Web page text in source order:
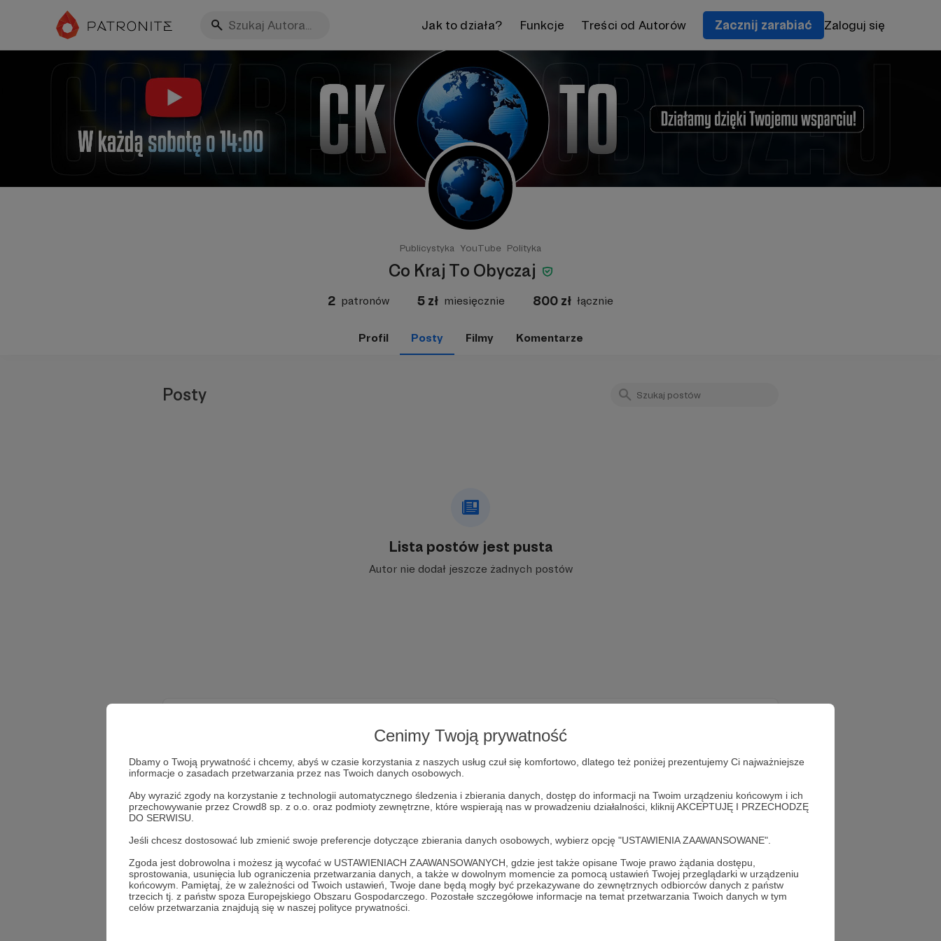
Cenimy Twoją prywatność
Dbamy o Twoją prywatność i chcemy, abyś w czasie korzystania z naszych usług czuł się komfortowo, dlatego też poniżej prezentujemy Ci najważniejsze
informacje o zasadach przetwarzania przez nas Twoich danych osobowych.
Aby wyrazić zgody na korzystanie z technologii automatycznego śledzenia i zbierania danych, dostęp do informacji na Twoim urządzeniu końcowym i ich
przechowywanie przez Crowd8 sp. z o.o. oraz podmioty zewnętrzne, które wspierają nas w prowadzeniu działalności, kliknij AKCEPTUJĘ I PRZECHODZĘ
DO SERWISU.
Jeśli chcesz dostosować lub zmienić swoje preferencje dotyczące zbierania danych osobowych, wybierz opcję "USTAWIENIA ZAAWANSOWANE".
Zgoda jest dobrowolna i możesz ją wycofać w USTAWIENIACH ZAAWANSOWANYCH, gdzie jest także opisane Twoje prawo żądania dostępu,
sprostowania, usunięcia lub ograniczenia przetwarzania danych, a także w dowolnym momencie za pomocą ustawień Twojej przeglądarki w urządzeniu
końcowym. Pamiętaj, że w zależności od Twoich ustawień, Twoje dane będą mogły być przekazywane do zewnętrznych odbiorców danych z państw
trzecich tj. z państw spoza Europejskiego Obszaru Gospodarczego. Pozostałe szczegółowe informacje na temat przetwarzania Twoich danych w tym
celów przetwarzania znajdują się w naszej polityce prywatności.
Jak to działa? Funkcje Treści od Autorów Zacznij zarabiać Zaloguj się
Publicystyka YouTube Polityka
Co Kraj To Obyczaj
2 patronów 5 zł miesięcznie 800 zł łącznie
Profil Posty Filmy Komentarze
Posty
Lista postów jest pusta
Autor nie dodał jeszcze żadnych postów
Dołącz do grona Patronów!
Wesprzyj działalność Autora Co Kraj To Obyczaj
Zostań Patronem